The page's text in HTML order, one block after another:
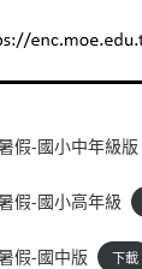
假-國小中年級版
假-國小高年級
假-國中版 下載